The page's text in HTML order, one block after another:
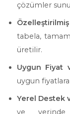
çözümler
tabela,
üretilir.
Uygun Fiyat
uygun
Yerel Destek
ve